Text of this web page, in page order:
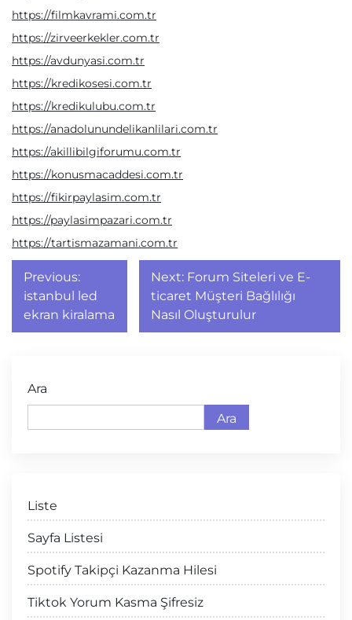
https://filmkavrami.com.tr
https://zirveerkekler.com.tr
https://avdunyasi.com.tr
https://kredikosesi.com.tr
https://kredikulubu.com.tr
https://anadolunundelikanlilari.com.tr
https://akillibilgiforumu.com.tr
https://konusmacaddesi.com.tr
https://fikirpaylasim.com.tr
https://paylasimpazari.com.tr
https://tartismazamani.com.tr
Yazı
gezinmesi
Previous:
istanbul led
ekran kiralama
Next: Forum Siteleri ve E-
ticaret Müşteri Bağlılığı
Nasıl Oluşturulur
Ara
Ara
Liste
Sayfa Listesi
Spotify Takipçi Kazanma Hilesi
Tiktok Yorum Kasma Şifresiz